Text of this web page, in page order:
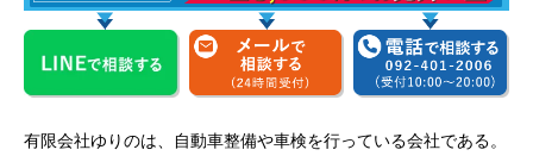
有限会社ゆりのは、自動車整備や車検を行っている会社である。